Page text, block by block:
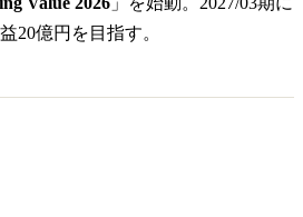
20億円を目指す。